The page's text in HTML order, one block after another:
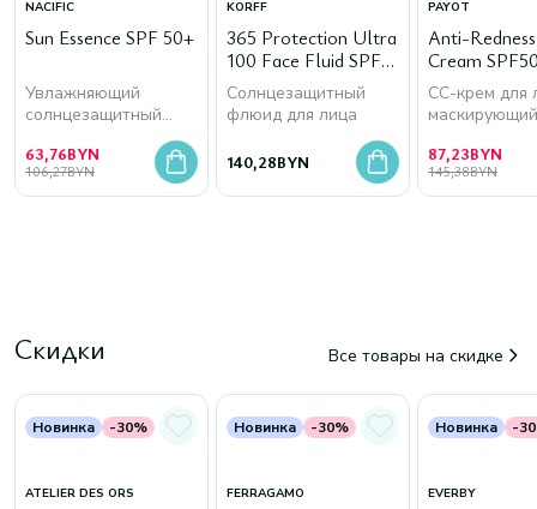
NACIFIC
Sun Essence SPF 50+
Увлажняющий
солнцезащитный
63,76BYN
106,27BYN
KORFF
365 Protection Ultra
100 Face Fluid SPF
50+
Солнцезащитный
флюид для лица
140,28BYN
PAYOT
Anti-
Cream
СС-крем для
маскирующий
87,23BYN
145,38BYN
Скидки Все товары на скидке
Новинка -30%
ATELIER DES ORS
Новинка -30%
FERRAGAMO
Новинка -
EVERBY